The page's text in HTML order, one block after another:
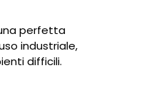
perfetta
industriale,
difficili.